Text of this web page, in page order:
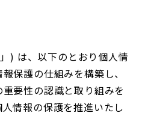
) は、以下のとおり個人情
保護の仕組みを構築し、
要性の認識と取り組みを
情報の保護を推進いたし